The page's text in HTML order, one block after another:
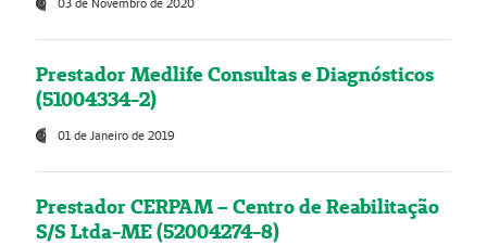
Prestador Medlife Consultas e Diagnósticos
(51004334-2)
01 de Janeiro de 2019
Prestador CERPAM – Centro de Reabilitação
S/S Ltda-ME (52004274-8)